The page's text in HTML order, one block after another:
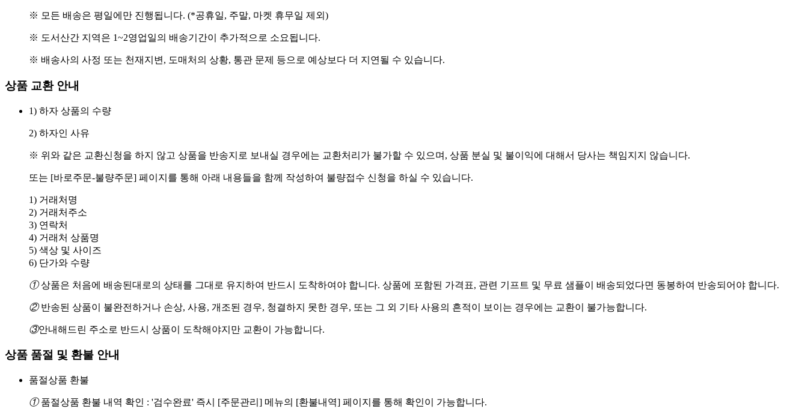
※ 모든 배송은 평일에만 진행됩니다. (*공휴일, 주말, 마켓 휴무일 제외)
※ 도서산간 지역은 1~2영업일의 배송기간이 추가적으로 소요됩니다.
※ 배송사의 사정 또는 천재지변, 도매처의 상황, 통관 문제 등으로 예상보다 더 지연될 수 있습니다.
상품 교환 안내
1) 하자 상품의 수량
2) 하자인 사유
※ 위와 같은 교환신청을 하지 않고 상품을 반송지로 보내실 경우에는 교환처리가 불가할 수 있으며, 상품 분실 및 불이익에 대해서 당사는 책임지지 않습니다.
또는 [바로주문-불량주문] 페이지를 통해 아래 내용들을 함께 작성하여 불량접수 신청을 하실 수 있습니다.
1) 거래처명
2) 거래처주소
3) 연락처
4) 거래처 상품명
5) 색상 및 사이즈
6) 단가와 수량
①상품은 처음에 배송된대로의 상태를 그대로 유지하여 반드시 도착하여야 합니다. 상품에 포함된 가격표, 관련 기프트 및 무료 샘플이 배송되었다면 동봉하여 반송되어야 합니다.
②반송된 상품이 불완전하거나 손상, 사용, 개조된 경우, 청결하지 못한 경우, 또는 그 외 기타 사용의 흔적이 보이는 경우에는 교환이 불가능합니다.
③안내해드린 주소로 반드시 상품이 도착해야지만 교환이 가능합니다.
상품 품절 및 환불 안내
품절상품 환불
①품절상품 환불 내역 확인 : '검수완료' 즉시 [주문관리] 메뉴의 [환불내역] 페이지를 통해 확인이 가능합니다.